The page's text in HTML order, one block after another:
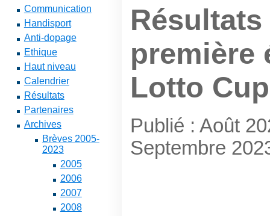
Communication
Handisport
Anti-dopage
Ethique
Haut niveau
Calendrier
Résultats
Partenaires
Archives
Brèves 2005-
2023
2005
2006
2007
2008
Résultats
première
Lotto Cup
Publié : Août
Septembre